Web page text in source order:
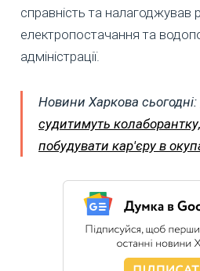
справність та налагоджував
електропостачання та
адміністрації.
Новини Харкова сьогодні:
судитимуть
побудувати кар'єру в